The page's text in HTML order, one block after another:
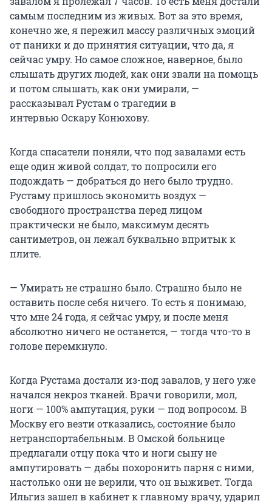
самым последним из живых. Вот за это время,
конечно же, я пережил массу различных эмоций
от паники и до принятия ситуации, что да, я
сейчас умру. Но самое сложное, наверное, было
слышать других людей, как они звали на помощь
и потом слышать, как они умирали, —
рассказывал Рустам о трагедии в
интервью Оскару Конюхову.
Когда спасатели поняли, что под завалами есть
еще один живой солдат, то попросили его
подождать — добраться до него было трудно.
Рустаму пришлось экономить воздух —
свободного пространства перед лицом
практически не было, максимум десять
сантиметров, он лежал буквально впритык к
плите.
— Умирать не страшно было. Страшно было не
оставить после себя ничего. То есть я понимаю,
что мне 24 года, я сейчас умру, и после меня
абсолютно ничего не останется, — тогда что-то в
голове перемкнуло.
Когда Рустама достали из-под завалов, у него уже
начался некроз тканей. Врачи говорили, мол,
ноги — 100% ампутация, руки — под вопросом. В
Москву его везти отказались, состояние было
нетранспортабельным. В Омской больнице
предлагали отцу пока что и ноги сыну не
ампутировать — дабы похоронить парня с ними,
настолько они не верили, что он выживет. Тогда
Ильгиз зашел в кабинет к главному врачу, ударил